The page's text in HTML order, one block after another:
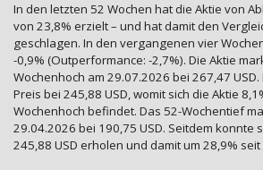
In den letzten 52 Wochen hat die Aktie von
von 23,8% erzielt – und hat damit den
geschlagen. In den vergangenen vier
-0,9% (Outperformance: -2,7%). Die Aktie
Wochenhoch am 29.07.2026 bei 267,47
Preis bei 245,88 USD, womit sich die Aktie
Wochenhoch befindet. Das 52-Wochentief
29.04.2026 bei 190,75 USD. Seitdem konnte
245,88 USD erholen und damit um 28,9%